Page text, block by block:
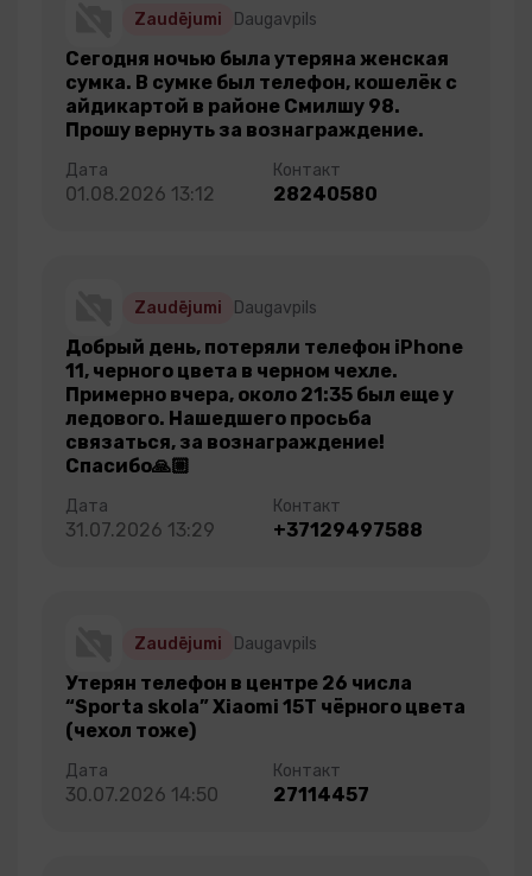
Zaudējumi Daugavpils
Сегодня ночью была утеряна женская
сумка. В сумке был телефон, кошелёк с
айдикартой в районе Смилшу 98.
Прошу вернуть за вознаграждение.
01.08.2026 13:12 28240580
Zaudējumi Daugavpils
Добрый день, потеряли телефон iPhone
11, черного цвета в черном чехле.
Примерно вчера, около 21:35 был еще у
ледового. Нашедшего просьба
связаться, за вознаграждение!
Спасибо🙏🏼
31.07.2026 13:29 +37129497588
Zaudējumi Daugavpils
Утерян телефон в центре 26 числа
“Sporta skola” Xiaomi 15T чёрного цвета
(чехол тоже)
30.07.2026 14:50 27114457